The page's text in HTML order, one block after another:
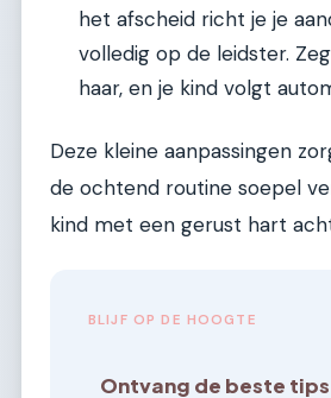
het afscheid richt je je
volledig op de leidster.
haar, en je kind volgt
Deze kleine aanpassingen
de ochtend routine soepel
kind met een gerust hart
BLIJF OP DE HOOGTE
Ontvang de beste